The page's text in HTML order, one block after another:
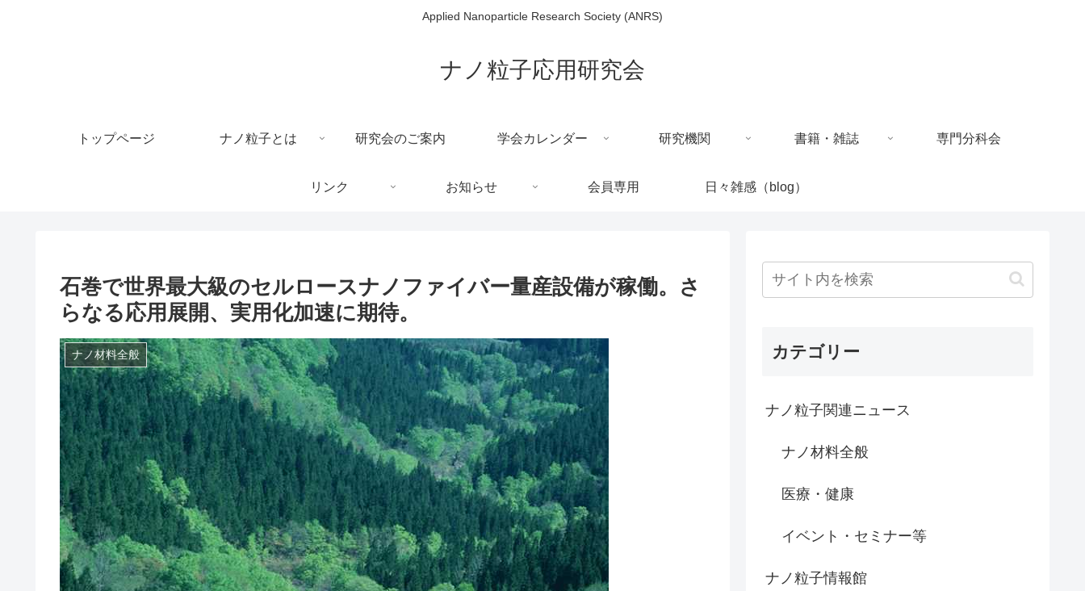
Applied Nanoparticle Research Society (ANRS)
ナノ粒子応用研究会
トップページ ナノ粒子とは 研究会のご案内 学会カレンダー 研究機関 書籍・雑誌 専門分科会
リンク お知らせ 会員専用 日々雑感（blog）
石巻で世界最大級のセルロースナノファイバー量産設備が稼働。さ
らなる応用展開、実用化加速に期待。
ナノ材料全般 カテゴリー
ナノ粒子関連ニュース
ナノ材料全般
医療・健康
イベント・セミナー等
ナノ粒子情報館